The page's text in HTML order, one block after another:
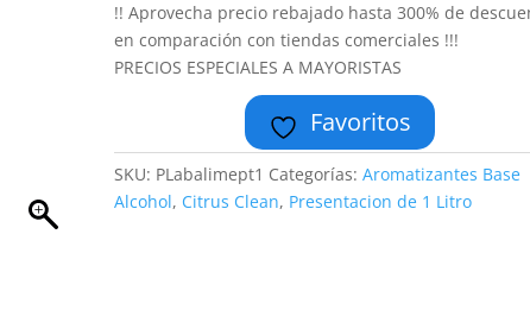
!! Aprovecha precio rebajado hasta 300% de
en comparación con tiendas comerciales !!!
PRECIOS ESPECIALES A MAYORISTAS
Favoritos
SKU: PLabalimept1 Categorías:Aromatizantes Base
Alcohol, Citrus Clean, Presentacion de 1 Litro